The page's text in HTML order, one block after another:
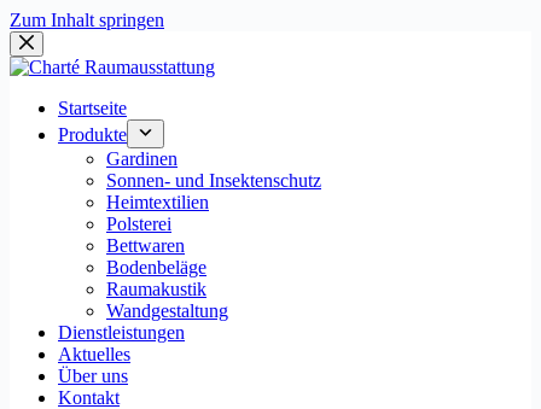
Zum Inhalt springen
Startseite
Produkte
Gardinen
Sonnen- und Insektenschutz
Heimtextilien
Polsterei
Bettwaren
Bodenbeläge
Raumakustik
Wandgestaltung
Dienstleistungen
Aktuelles
Über uns
Kontakt